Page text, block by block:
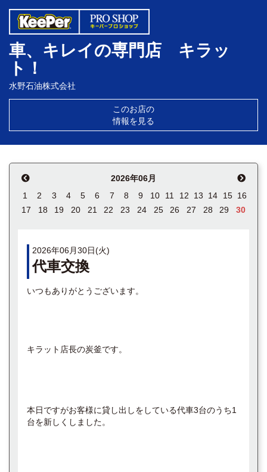
車、キレイの専門店 キラッ
ト！
水野石油株式会社
このお店の
情報を見る
2026年06月
1
2 3 4 5 6 7 8 9 10 11 12 13 14 15 16
17
18 19 20 21 22 23 24 25 26 27 28 29 30
2026年06月30日(火)
代車交換
いつもありがとうございます。
キラット店長の炭釜です。
本日ですがお客様に貸し出しをしている代車3台のうち1
台を新しくしました。